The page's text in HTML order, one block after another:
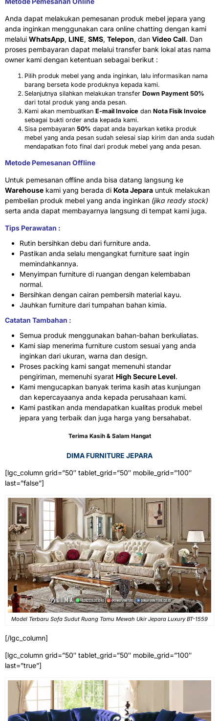
Anda dapat melakukan pemesanan produk mebel jepara yang
anda inginkan menggunakan cara online chatting dengan kami
melalui WhatsApp, LINE, SMS, Telepon, dan Video Call. Dan
proses pembayaran dapat melalui transfer bank lokal atas nama
owner kami dengan ketentuan sebagai berikut :
Pilih produk mebel yang anda inginkan, lalu informasikan nama
barang berseta kode produknya kepada kami.
Selanjutnya silahkan melakukan transfer Down Payment 50%
dari total produk yang anda pesan.
Kami akan membuatkan E-mail Invoice dan Nota Fisik Invoice
sebagai bukti order anda kepada kami.
Sisa pembayaran 50% dapat anda bayarkan ketika produk
mebel yang anda pesan sudah selesai siap kirim dan anda sudah
mendapatkan foto final dari produk mebel yang anda pesan.
Metode Pemesanan Offline
Untuk pemesanan offline anda bisa datang langsung ke
Warehouse kami yang berada di Kota Jepara untuk melakukan
pembelian produk mebel yang anda inginkan (jika ready stock)
serta anda dapat membayarnya langsung di tempat kami juga.
Tips Perawatan :
Rutin bersihkan debu dari furniture anda.
Pastikan anda selalu mengangkat furniture saat ingin
memindahkannya.
Menyimpan furniture di ruangan dengan kelembaban
normal.
Bersihkan dengan cairan pembersih material kayu.
Jauhkan furniture dari tumpahan bahan kimia.
Catatan Tambahan :
Semua produk menggunakan bahan-bahan berkuliatas.
Kami siap menerima furniture custom sesuai yang anda
inginkan dari ukuran, warna dan design.
Proses packing kami sangat memenuhi standar
pengiriman, memenuhi syarat High Secure Level.
Kami mengucapkan banyak terima kasih atas kunjungan
dan kepercayaanya anda kepada perusahaan kami.
Kami pastikan anda mendapatkan kualitas produk mebel
jepara yang terbaik dan juga harga yang bersahabat.
Terima Kasih & Salam Hangat
DIMA FURNITURE JEPARA
[lgc_column grid=”50″ tablet_grid=”50″ mobile_grid=”100″
last=”false”]
Model Terbaru Sofa Sudut Ruang Tamu Mewah Ukir Jepara Luxury BT-1559
[/lgc_column]
[lgc_column grid=”50″ tablet_grid=”50″ mobile_grid=”100″
last=”true”]